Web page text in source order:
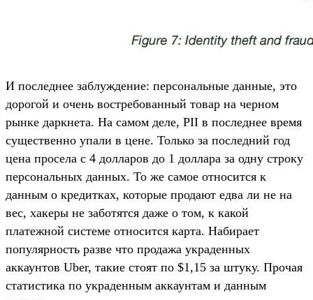
И последнее заблуждение: персональные данные, это
дорогой и очень востребованный товар на черном
рынке даркнета. На самом деле, PII в последнее время
существенно упали в цене. Только за последний год
цена просела с 4 долларов до 1 доллара за одну строку
персональных данных. То же самое относится к
данным о кредитках, которые продают едва ли не на
вес, хакеры не заботятся даже о том, к какой
платежной системе относится карта. Набирает
популярность разве что продажа украденных
аккаунтов Uber, такие стоят по $1,15 за штуку. Прочая
статистика по украденным аккаунтам и данным